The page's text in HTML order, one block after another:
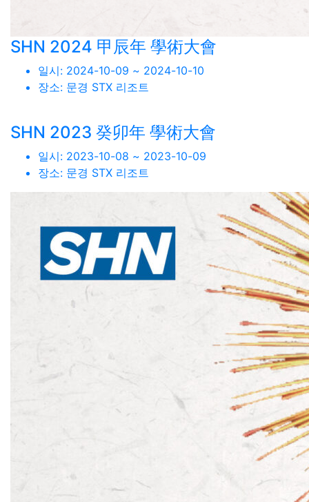
SHN 2024 甲辰年 學術大會
일시: 2024-10-09 ~ 2024-10-10
장소: 문경 STX 리조트
SHN 2023 癸卯年 學術大會
일시: 2023-10-08 ~ 2023-10-09
장소: 문경 STX 리조트